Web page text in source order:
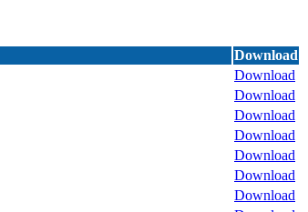
Download
Download
Download
Download
Download
Download
Download
Download